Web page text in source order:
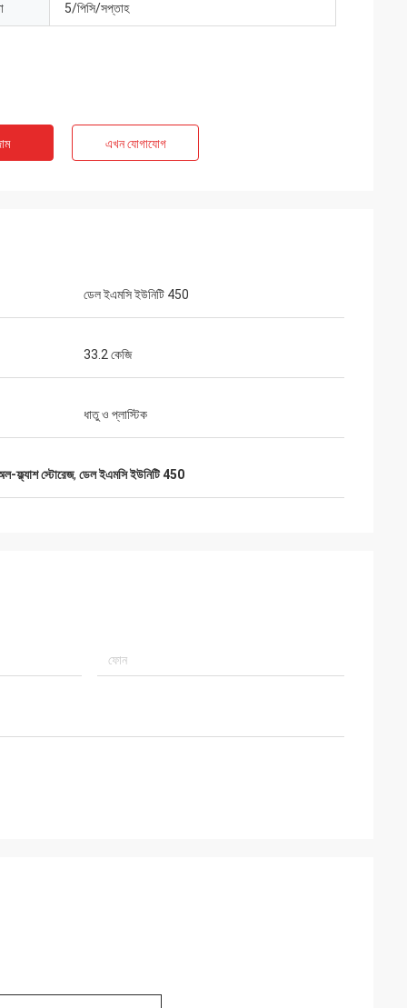
5/পিসি/সপ্তাহ
এখন যোগাযোগ
ডেল ইএমসি ইউনিটি 450
33.2 কেজি
ধাতু ও প্লাস্টিক
ফ্ল্যাশ স্টোরেজ, ডেল ইএমসি ইউনিটি 450